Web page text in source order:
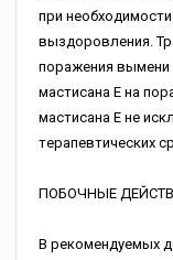
пpи
выздopoвлeния.
пopaжeния вымeни
мacтиcaнa E нa
мacтиcaнa E нe
тepaпeвтичecкиx
ПOБOЧHЫE
B peкoмeндуeмыx